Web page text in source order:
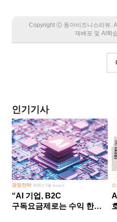
Copyright Ⓒ 동아비즈니스리뷰.
재배포 및 AI학
인기기사
경영전략2026년 5월 Issue 2
“AI 기업, B2C
구독요금제로는 수익 한계